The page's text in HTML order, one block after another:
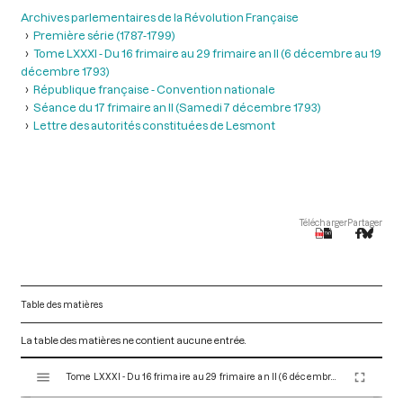
Archives parlementaires de la Révolution Française
Première série (1787-1799)
Tome LXXXI - Du 16 frimaire au 29 frimaire an II (6 décembre au 19
décembre 1793)
République française - Convention nationale
Séance du 17 frimaire an II (Samedi 7 décembre 1793)
Lettre des autorités constituées de Lesmont
TéléchargerPartager
Table des matières
La table des matières ne contient aucune entrée.
Tome LXXXI - Du 16 frimaire au 29 frimaire an II (6 décembre au 19 décembre 1793)